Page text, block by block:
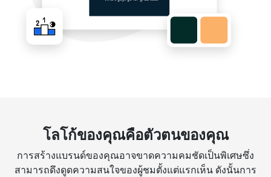
โลโก้ของคุณคือตัวตนของคุณ
การสร้างแบรนด์ของคุณอาจขาดความคมชัดเป็นพิเศษซึ่ง
สามารถดึงดูดความสนใจของผู้ชมตั้งแต่แรกเห็น ดังนั้นการ